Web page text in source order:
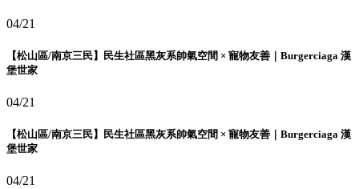
04/21
【松山區/南京三民】民生社區黑灰系帥氣空間 × 寵物友善｜Burgerciaga 漢
堡世家
04/21
【松山區/南京三民】民生社區黑灰系帥氣空間 × 寵物友善｜Burgerciaga 漢
堡世家
04/21